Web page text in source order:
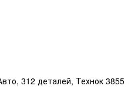
312 деталей, Технок 3855